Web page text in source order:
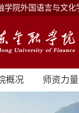
学院外国语言与文化
概况 师资力量